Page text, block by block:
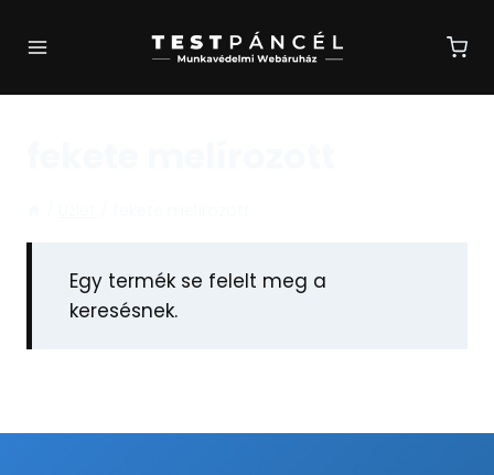
Egy termék se felelt meg a
keresésnek.